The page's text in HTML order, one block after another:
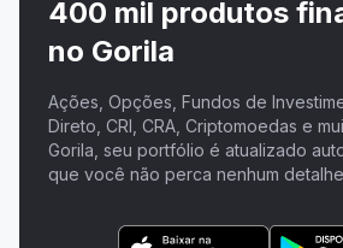
400 mil produtos
no Gorila
Ações, Opções, Fundos de
Direto, CRI, CRA, Criptomoedas e
Gorila, seu portfólio é atualizado
que você não perca nenhum